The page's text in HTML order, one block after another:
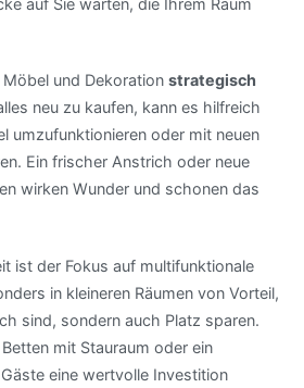
auf Sie warten, die Ihrem Raum
und Dekoration strategisch
neu zu kaufen, kann es hilfreich
umzufunktionieren oder mit neuen
Ein frischer Anstrich oder neue
wirken Wunder und schonen das
ist der Fokus auf multifunktionale
in kleineren Räumen von Vorteil,
sind, sondern auch Platz sparen.
mit Stauraum oder ein
eine wertvolle Investition